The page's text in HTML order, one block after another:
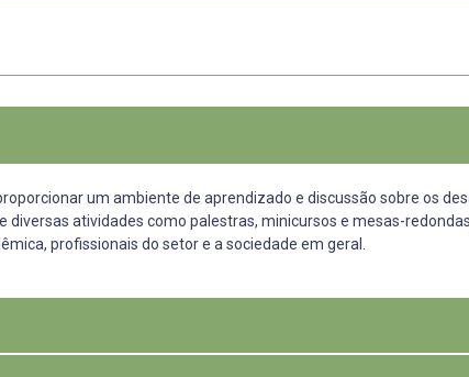
um ambiente de aprendizado e discussão sobre os
diversas atividades como palestras, minicursos e mesas-
profissionais do setor e a sociedade em geral.